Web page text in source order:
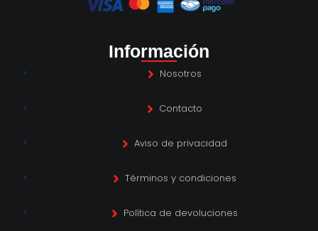
Información
Nosotros
Contacto
Aviso de privacidad
Términos y condiciones
Política de devoluciones